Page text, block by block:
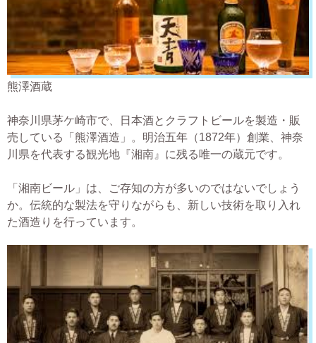
熊澤酒蔵
神奈川県茅ケ崎市で、日本酒とクラフトビールを製造・販
売している「熊澤酒造」。明治五年（1872年）創業、神奈
川県を代表する観光地『湘南』に残る唯一の蔵元です。
「湘南ビール」は、ご存知の方が多いのではないでしょう
か。伝統的な製法を守りながらも、新しい技術を取り入れ
た酒造りを行っています。